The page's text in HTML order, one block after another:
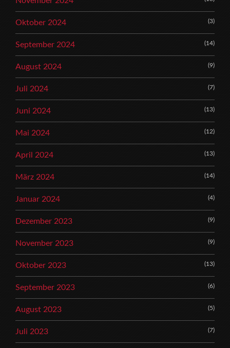
Oktober 2024 (3)
September 2024 (14)
August 2024 (9)
Juli 2024 (7)
Juni 2024 (13)
Mai 2024 (12)
April 2024 (13)
März 2024 (14)
Januar 2024 (4)
Dezember 2023 (9)
November 2023 (9)
Oktober 2023 (13)
September 2023 (6)
August 2023 (5)
Juli 2023 (7)